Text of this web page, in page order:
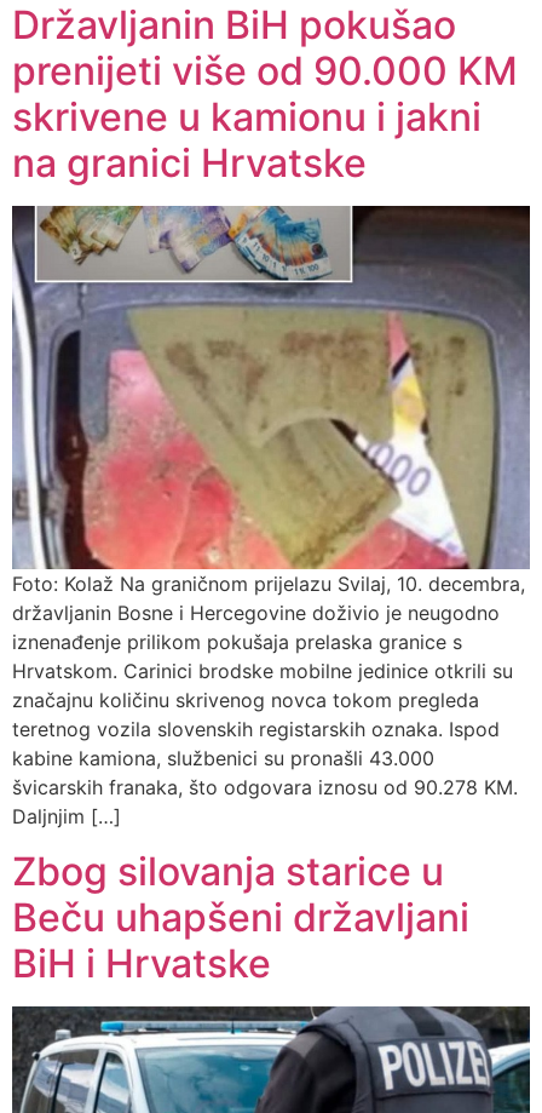
Državljanin BiH pokušao
prenijeti više od 90.000 KM
skrivene u kamionu i jakni
na granici Hrvatske
Foto: Kolaž Na graničnom prijelazu Svilaj, 10. decembra,
državljanin Bosne i Hercegovine doživio je neugodno
iznenađenje prilikom pokušaja prelaska granice s
Hrvatskom. Carinici brodske mobilne jedinice otkrili su
značajnu količinu skrivenog novca tokom pregleda
teretnog vozila slovenskih registarskih oznaka. Ispod
kabine kamiona, službenici su pronašli 43.000
švicarskih franaka, što odgovara iznosu od 90.278 KM.
Daljnjim […]
Zbog silovanja starice u
Beču uhapšeni državljani
BiH i Hrvatske